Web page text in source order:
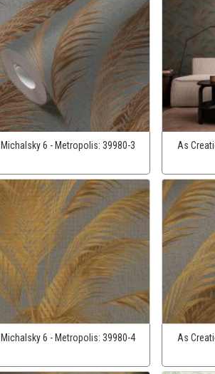
Michalsky 6 - Metropolis: 39980-3 As
Michalsky 6 - Metropolis: 39980-4 As